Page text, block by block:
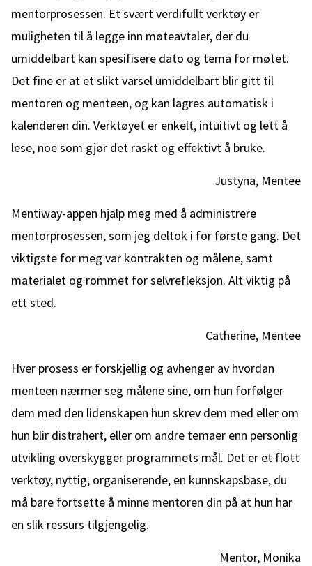
mentorprosessen. Et svært verdifullt verktøy er
muligheten til å legge inn møteavtaler, der du
umiddelbart kan spesifisere dato og tema for møtet.
Det fine er at et slikt varsel umiddelbart blir gitt til
mentoren og menteen, og kan lagres automatisk i
kalenderen din. Verktøyet er enkelt, intuitivt og lett å
lese, noe som gjør det raskt og effektivt å bruke.
Justyna, Mentee
Mentiway-appen hjalp meg med å administrere
mentorprosessen, som jeg deltok i for første gang. Det
viktigste for meg var kontrakten og målene, samt
materialet og rommet for selvrefleksjon. Alt viktig på
ett sted.
Catherine, Mentee
Hver prosess er forskjellig og avhenger av hvordan
menteen nærmer seg målene sine, om hun forfølger
dem med den lidenskapen hun skrev dem med eller om
hun blir distrahert, eller om andre temaer enn personlig
utvikling overskygger programmets mål. Det er et flott
verktøy, nyttig, organiserende, en kunnskapsbase, du
må bare fortsette å minne mentoren din på at hun har
en slik ressurs tilgjengelig.
Mentor, Monika